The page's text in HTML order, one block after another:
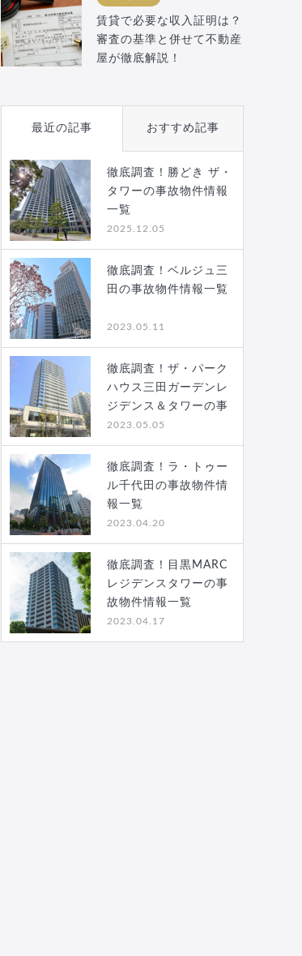
賃貸で必要な収入証明は？
審査の基準と併せて不動産
屋が徹底解説！
最近の記事 おすすめ記事
徹底調査！勝どき ザ・
タワーの事故物件情報
一覧
2025.12.05
徹底調査！ベルジュ三
田の事故物件情報一覧
2023.05.11
徹底調査！ザ・パーク
ハウス三田ガーデンレ
ジデンス＆タワーの事
故…
2023.05.05
徹底調査！ラ・トゥー
ル千代田の事故物件情
報一覧
2023.04.20
徹底調査！目黒MARC
レジデンスタワーの事
故物件情報一覧
2023.04.17